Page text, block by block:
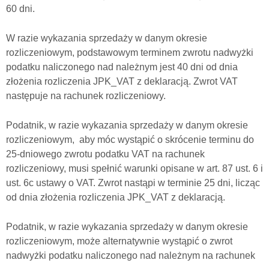
60 dni.
W razie wykazania sprzedaży w danym okresie
rozliczeniowym, podstawowym terminem zwrotu nadwyżki
podatku naliczonego nad należnym jest 40 dni od dnia
złożenia rozliczenia JPK_VAT z deklaracją. Zwrot VAT
następuje na rachunek rozliczeniowy.
Podatnik, w razie wykazania sprzedaży w danym okresie
rozliczeniowym, aby móc wystąpić o skrócenie terminu do
25-dniowego zwrotu podatku VAT na rachunek
rozliczeniowy, musi spełnić warunki opisane w art. 87 ust. 6 i
ust. 6c ustawy o VAT. Zwrot nastąpi w terminie 25 dni, licząc
od dnia złożenia rozliczenia JPK_VAT z deklaracją.
Podatnik, w razie wykazania sprzedaży w danym okresie
rozliczeniowym, może alternatywnie wystąpić o zwrot
nadwyżki podatku naliczonego nad należnym na rachunek